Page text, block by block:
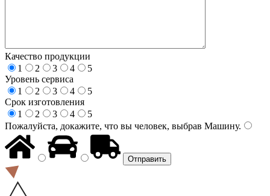
Качество продукции
1
2 3 4
5
Уровень сервиса
1
2 3 4
5
Срок изготовления
1
2 3 4
5
Пожалуйста, докажите, что вы человек, выбрав Машину.